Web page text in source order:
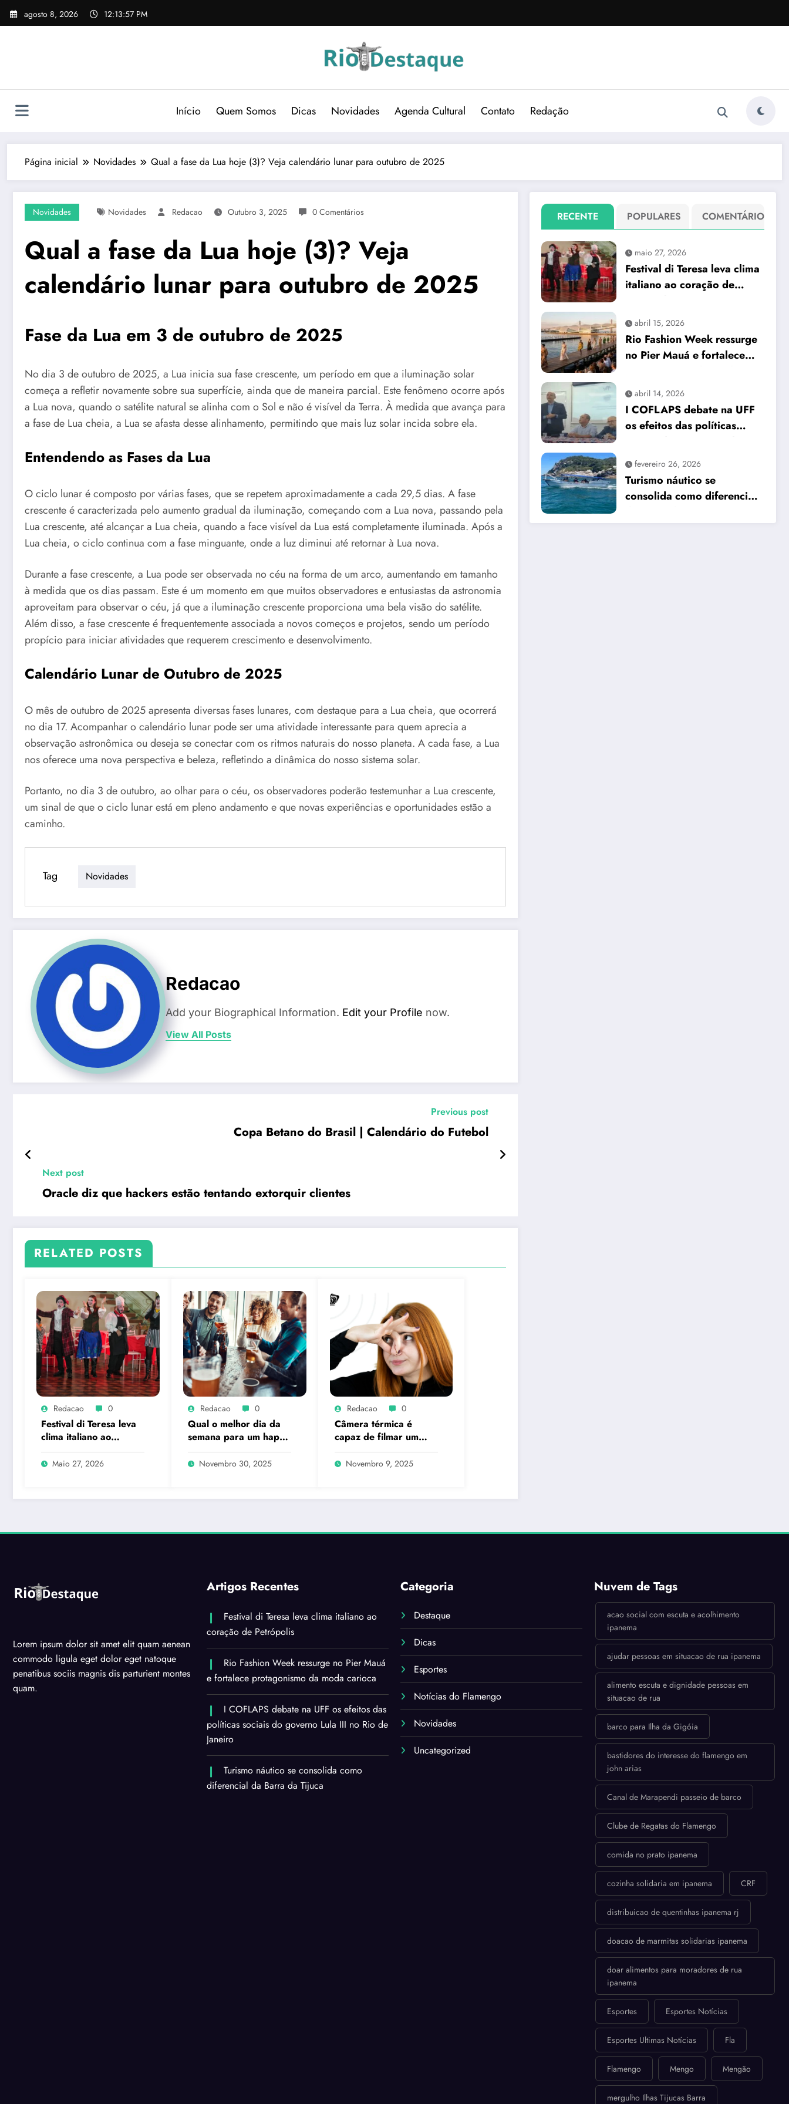
Pular
para
agosto 8, 2026 12:13:58 PM
Início Quem Somos Dicas Novidades Agenda Cultural Contato Redação
Página inicial Novidades Qual a fase da Lua hoje (3)? Veja calendário lunar para outubro de 2025
Novidades Novidades Redacao Outubro 3, 2025 0 Comentários
Qual a fase da Lua hoje (3)? Veja
calendário lunar para outubro de 2025
Fase da Lua em 3 de outubro de 2025
No dia 3 de outubro de 2025, a Lua inicia sua fase crescente, um período em que a iluminação solar
começa a refletir novamente sobre sua superfície, ainda que de maneira parcial. Este fenômeno ocorre após
a Lua nova, quando o satélite natural se alinha com o Sol e não é visível da Terra. À medida que avança para
a fase de Lua cheia, a Lua se afasta desse alinhamento, permitindo que mais luz solar incida sobre ela.
Entendendo as Fases da Lua
O ciclo lunar é composto por várias fases, que se repetem aproximadamente a cada 29,5 dias. A fase
crescente é caracterizada pelo aumento gradual da iluminação, começando com a Lua nova, passando pela
Lua crescente, até alcançar a Lua cheia, quando a face visível da Lua está completamente iluminada. Após a
Lua cheia, o ciclo continua com a fase minguante, onde a luz diminui até retornar à Lua nova.
Durante a fase crescente, a Lua pode ser observada no céu na forma de um arco, aumentando em tamanho
à medida que os dias passam. Este é um momento em que muitos observadores e entusiastas da astronomia
aproveitam para observar o céu, já que a iluminação crescente proporciona uma bela visão do satélite.
Além disso, a fase crescente é frequentemente associada a novos começos e projetos, sendo um período
propício para iniciar atividades que requerem crescimento e desenvolvimento.
Calendário Lunar de Outubro de 2025
O mês de outubro de 2025 apresenta diversas fases lunares, com destaque para a Lua cheia, que ocorrerá
no dia 17. Acompanhar o calendário lunar pode ser uma atividade interessante para quem aprecia a
observação astronômica ou deseja se conectar com os ritmos naturais do nosso planeta. A cada fase, a Lua
nos oferece uma nova perspectiva e beleza, refletindo a dinâmica do nosso sistema solar.
Portanto, no dia 3 de outubro, ao olhar para o céu, os observadores poderão testemunhar a Lua crescente,
um sinal de que o ciclo lunar está em pleno andamento e que novas experiências e oportunidades estão a
caminho.
Tag Novidades
Redacao
Add your Biographical Information. Edit your Profile now.
View All Posts
Previous post
Copa Betano do Brasil | Calendário do Futebol
Next post
Oracle diz que hackers estão tentando extorquir clientes
RELATED POSTS
Redacao 0
Festival di Teresa leva
clima italiano ao
coração de Petrópolis
Maio 27, 2026
Redacao 0
Qual o melhor dia da
semana para um happy
hour?
Novembro 30, 2025
Redacao 0
Câmera térmica é
capaz de filmar um
pum? A ciência explica
o que é real
Novembro 9, 2025
RECENTE POPULARES COMENTÁRIO
maio 27, 2026
Festival di Teresa leva clima
italiano ao coração de
abril 15, 2026
Rio Fashion Week ressurge
no Pier Mauá e fortalece
carioca
abril 14, 2026
I COFLAPS debate na UFF
os efeitos das políticas
no Rio de Janeiro
fevereiro 26, 2026
Turismo náutico se
consolida como diferencial
Lorem ipsum dolor sit amet elit quam aenean
commodo ligula eget dolor eget natoque
penatibus sociis magnis dis parturient montes
quam.
Artigos Recentes
Festival di Teresa leva clima italiano ao
coração de Petrópolis
Rio Fashion Week ressurge no Pier Mauá
e fortalece protagonismo da moda carioca
I COFLAPS debate na UFF os efeitos das
políticas sociais do governo Lula III no Rio de
Janeiro
Turismo náutico se consolida como
diferencial da Barra da Tijuca
Categoria
Destaque
Dicas
Esportes
Notícias do Flamengo
Novidades
Uncategorized
Nuvem de Tags
acao social com escuta e acolhimento
ipanema
ajudar pessoas em situacao de rua ipanema
alimento escuta e dignidade pessoas em
situacao de rua
barco para Ilha da Gigóia
bastidores do interesse do flamengo em
john arias
Canal de Marapendi passeio de barco
Clube de Regatas do Flamengo
comida no prato ipanema
cozinha solidaria em ipanema CRF
distribuicao de quentinhas ipanema rj
doacao de marmitas solidarias ipanema
doar alimentos para moradores de rua
ipanema
Esportes Esportes Notícias
Esportes Ultimas Notícias Fla
Flamengo Mengo Mengão
mergulho Ilhas Tijucas Barra